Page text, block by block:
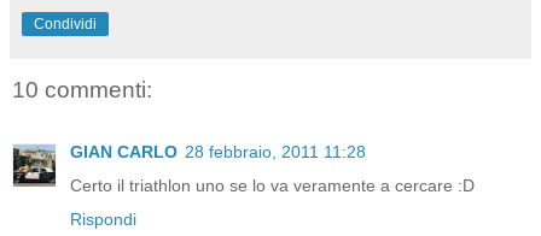
Condividi
10 commenti:
GIAN CARLO 28 febbraio, 2011 11:28
Certo il triathlon uno se lo va veramente a cercare :D
Rispondi